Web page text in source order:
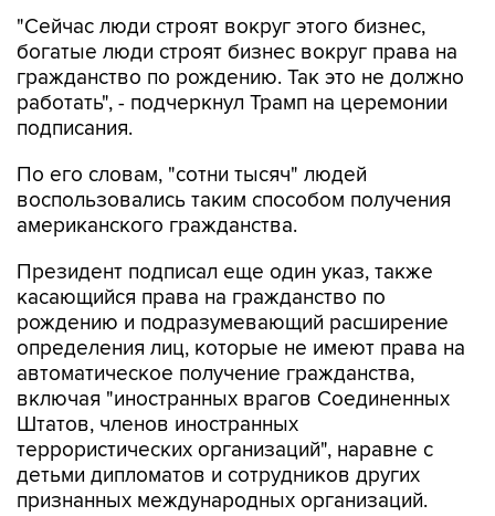
"Сейчас люди строят вокруг этого бизнес,
богатые люди строят бизнес вокруг права на
гражданство по рождению. Так это не должно
работать", - подчеркнул Трамп на церемонии
подписания.
По его словам, "сотни тысяч" людей
воспользовались таким способом получения
американского гражданства.
Президент подписал еще один указ, также
касающийся права на гражданство по
рождению и подразумевающий расширение
определения лиц, которые не имеют права на
автоматическое получение гражданства,
включая "иностранных врагов Соединенных
Штатов, членов иностранных
террористических организаций", наравне с
детьми дипломатов и сотрудников других
признанных международных организаций.